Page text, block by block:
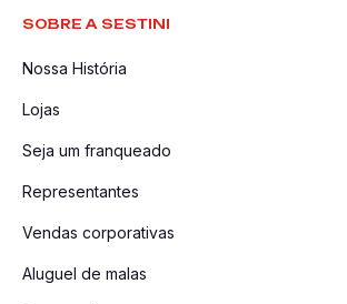
SOBRE A SESTINI
Nossa História
Lojas
Seja um franqueado
Representantes
Vendas corporativas
Aluguel de malas